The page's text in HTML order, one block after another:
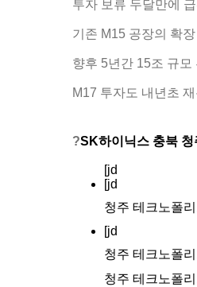
투자 보류 두달만에 급
기존 M15 공장의 확장
향후 5년간 15조 규모
M17 투자도 내년초 재
?SK하이닉스 충북 청
[jd
[jd
청주 테크노폴
[jd
청주 테크노폴
청주 테크노폴